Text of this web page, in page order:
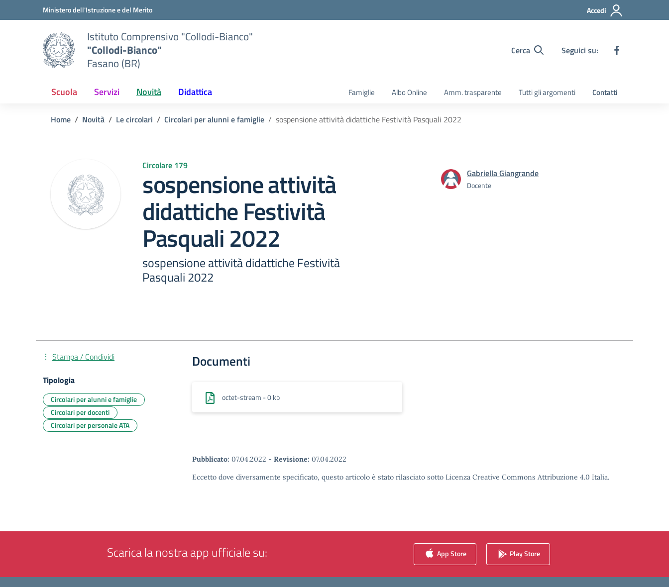
Vai ai contenuti
Vai al menu di navigazioneMinistero dell'Istruzione e del Merito Accedi
Istituto Comprensivo "Collodi-Bianco"
"Collodi-Bianco"
Fasano (BR)
Cerca Seguici su:
Scuola Servizi Novità Didattica Famiglie Albo Online Amm. trasparente Tutti gli argomenti Contatti
Home Novità Le circolari Circolari per alunni e famiglie sospensione attività didattiche Festività Pasquali 2022
Circolare 179
sospensione attività
didattiche Festività
Pasquali 2022
sospensione attività didattiche Festività
Pasquali 2022
Gabriella Giangrande
Docente
Documenti
octet-stream - 0 kb
Pubblicato: 07.04.2022 - Revisione: 07.04.2022
Eccetto dove diversamente specificato, questo articolo è stato rilasciato sotto Licenza Creative Commons Attribuzione 4.0 Italia.
Stampa / Condividi
Tipologia
Circolari per alunni e famiglie
Circolari per docenti
Circolari per personale ATA
Scarica la nostra app ufficiale su: App Store Play Store